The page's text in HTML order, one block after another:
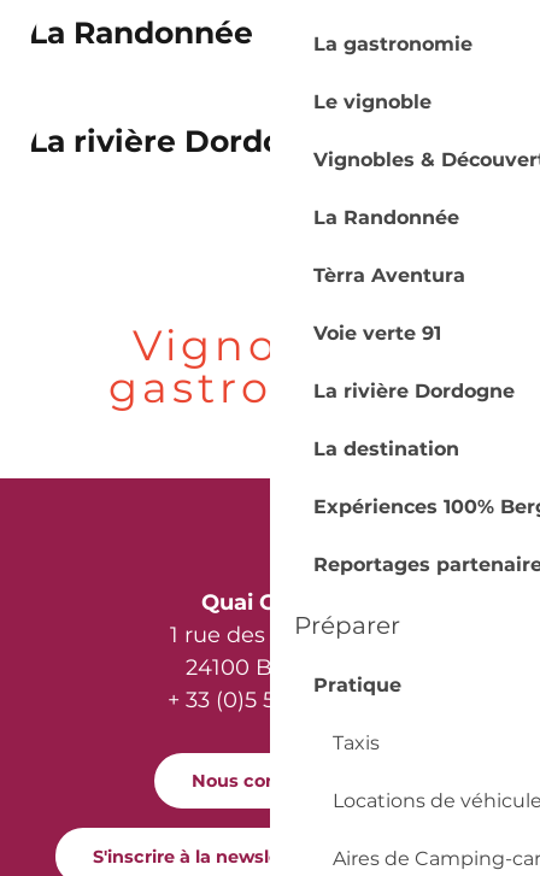
La gastronomie
Le vignoble
Vignobles &
La Randonnée
Tèrra Aventura
Voie verte 91
La rivière Dordogne
La destination
Expériences 100%
Reportages
Préparer
Pratique
Taxis
Locations de
Aires de Camping-car
La Randonnée
La rivière Dordogne
Vignoble &
gastronomie
Quai Cyrano
1 rue des Récollets
24100 Bergerac
+ 33 (0)5 53 57 03 11
Nous contacter
S'inscrire à la newsletter Quai Cyrano